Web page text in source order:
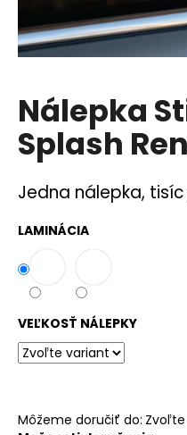
Nálepka
Splash
Jedna nálepka,
LAMINÁCIA
VEĽKOSŤ NÁLEPKY
Môžeme doručiť do:
á
j
ť
?
O
p
o
r
a